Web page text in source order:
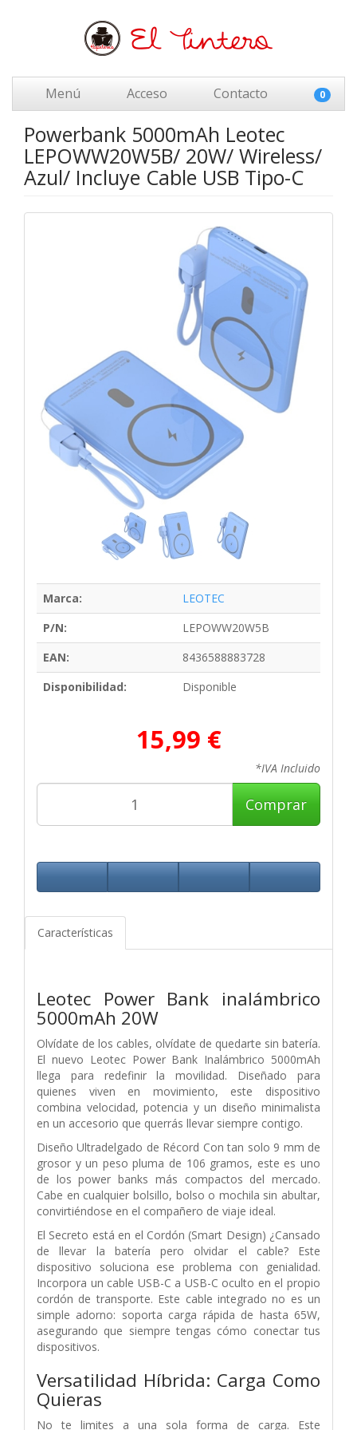
Menú Acceso Contacto 0
Powerbank 5000mAh Leotec
LEPOWW20W5B/ 20W/ Wireless/
Azul/ Incluye Cable USB Tipo-C
Marca:
LEOTEC
P/N:
LEPOWW20W5B
EAN:
8436588883728
Disponibilidad:
Disponible
15,99 €
*IVA Incluido
Comprar
Características
Leotec Power Bank inalámbrico
5000mAh 20W
Olvídate de los cables, olvídate de quedarte sin batería.
El nuevo Leotec Power Bank Inalámbrico 5000mAh
llega para redefinir la movilidad. Diseñado para
quienes viven en movimiento, este dispositivo
combina velocidad, potencia y un diseño minimalista
en un accesorio que querrás llevar siempre contigo.
Diseño Ultradelgado de Récord Con tan solo 9 mm de
grosor y un peso pluma de 106 gramos, este es uno
de los power banks más compactos del mercado.
Cabe en cualquier bolsillo, bolso o mochila sin abultar,
convirtiéndose en el compañero de viaje ideal.
El Secreto está en el Cordón (Smart Design) ¿Cansado
de llevar la batería pero olvidar el cable? Este
dispositivo soluciona ese problema con genialidad.
Incorpora un cable USB-C a USB-C oculto en el propio
cordón de transporte. Este cable integrado no es un
simple adorno: soporta carga rápida de hasta 65W,
asegurando que siempre tengas cómo conectar tus
dispositivos.
Versatilidad Híbrida: Carga Como
Quieras
No te limites a una sola forma de carga. Este